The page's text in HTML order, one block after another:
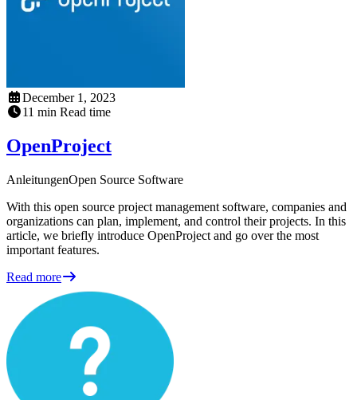
December 1, 2023
11 min Read time
OpenProject
AnleitungenOpen Source Software
With this open source project management software, companies and
organizations can plan, implement, and control their projects. In this
article, we briefly introduce OpenProject and go over the most
important features.
Read more